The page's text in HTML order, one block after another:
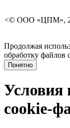
<© ООО «ЦПМ»,
Продолжая
обработку файлов
Понятно
Условия
cookie-